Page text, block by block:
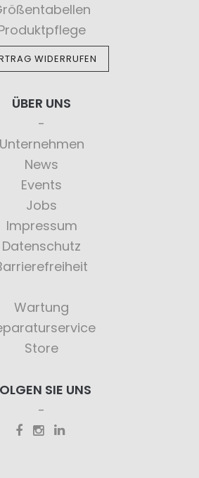
WIDERRUFEN
ÜBER UNS
Unternehmen
News
Events
Jobs
Impressum
Datenschutz
Wartung
Store
SIE UNS